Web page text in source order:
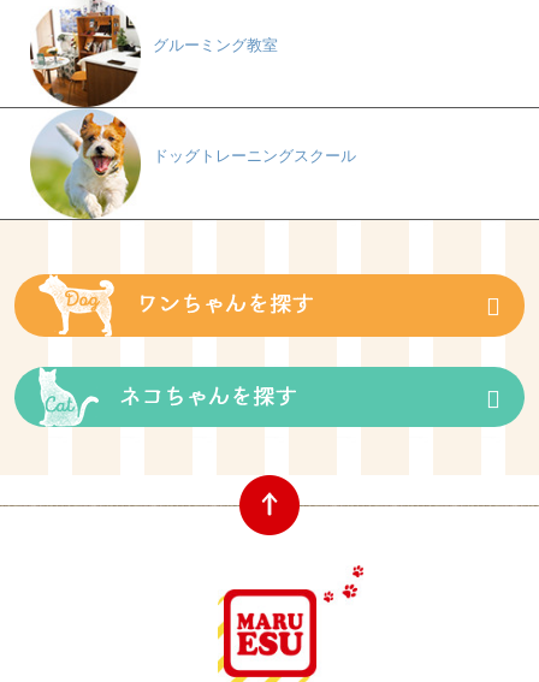
グルーミング教室
ドッグトレーニングスクール